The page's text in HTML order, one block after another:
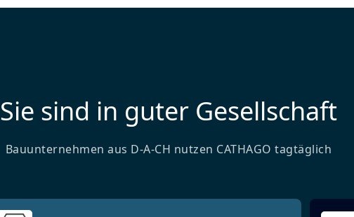
Sie sind in guter Gesellschaft
Bauunternehmen aus D-A-CH nutzen CATHAGO tagtäglich